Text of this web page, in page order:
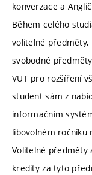
konverzace a
Během celého
volitelné předměty,
svobodné
VUT pro rozšíření
student sám z
informačním
libovolném ročníku
Volitelné předměty
kredity za tyto